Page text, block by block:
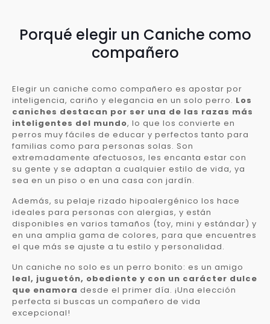
Porqué elegir un Caniche como
compañero
Elegir un caniche como compañero es apostar por
inteligencia, cariño y elegancia en un solo perro. Los
caniches destacan por ser una de las razas más
inteligentes del mundo, lo que los convierte en
perros muy fáciles de educar y perfectos tanto para
familias como para personas solas. Son
extremadamente afectuosos, les encanta estar con
su gente y se adaptan a cualquier estilo de vida, ya
sea en un piso o en una casa con jardín.
Además, su pelaje rizado hipoalergénico los hace
ideales para personas con alergias, y están
disponibles en varios tamaños (toy, mini y estándar) y
en una amplia gama de colores, para que encuentres
el que más se ajuste a tu estilo y personalidad.
Un caniche no solo es un perro bonito: es un amigo
leal, juguetón, obediente y con un carácter dulce
que enamora desde el primer día. ¡Una elección
perfecta si buscas un compañero de vida
excepcional!